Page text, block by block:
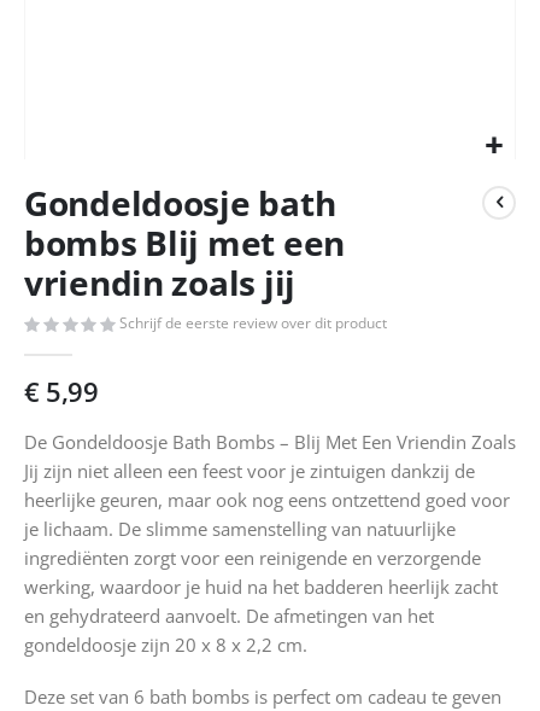
naar
het
begin
de
afbeeldingen-
Gondeldoosje bath
bombs Blij met een
vriendin zoals jij
Schrijf de eerste review over dit product
€ 5,99
De Gondeldoosje Bath Bombs – Blij Met Een Vriendin Zoals
Jij zijn niet alleen een feest voor je zintuigen dankzij de
heerlijke geuren, maar ook nog eens ontzettend goed voor
je lichaam. De slimme samenstelling van natuurlijke
ingrediënten zorgt voor een reinigende en verzorgende
werking, waardoor je huid na het badderen heerlijk zacht
en gehydrateerd aanvoelt. De afmetingen van het
gondeldoosje zijn 20 x 8 x 2,2 cm.
Deze set van 6 bath bombs is perfect om cadeau te geven